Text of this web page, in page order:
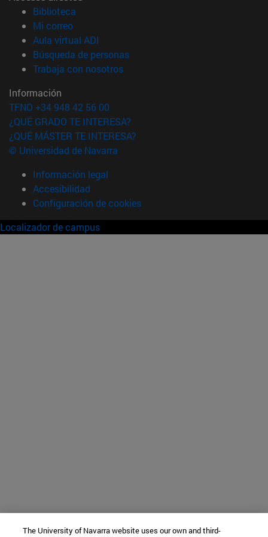
Biblioteca
Mi correo(abre en nueva ventana)
Aula virtual ADI
Búsqueda de personas(abre en nueva ventana)
Trabaja con nosotros(abre en nueva ventana)
Información
TFNO +34 948 42 56 00
¿QUÉ GRADO TE INTERESA?
¿QUÉ MÁSTER TE INTERESA?
© Universidad de Navarra
Información legal
Accesibilidad
Configuración de cookies
Localizador de campus
The University of Navarra website uses our own and third-